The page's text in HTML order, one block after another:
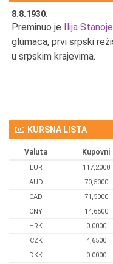
8.8.1930.
Preminuo je Ilija
glumaca, prvi srpski
u srpskim krajevima.
KURSNA LISTA
Valuta Kupovni
EUR 117,2000
AUD
70,5000
CAD
71,5000
CNY
14,6500
HRK
0,0000
CZK
4,6500
DKK
0.0000